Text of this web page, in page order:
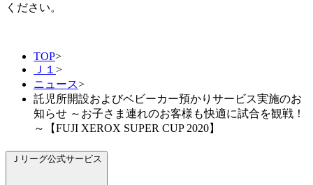
ください。
TOP>
Ｊ１ >
ニュース>
託児所開設およびベビーカー預かりサービス実施のお
知らせ ～お子さま連れのお客様も快適に試合を観戦！
～【FUJI XEROX SUPER CUP 2020】
Ｊリーグ公式サービス